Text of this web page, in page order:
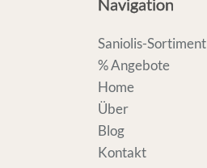
Navigation
Saniolis-Sortiment
% Angebote
Home
Über
Blog
Kontakt